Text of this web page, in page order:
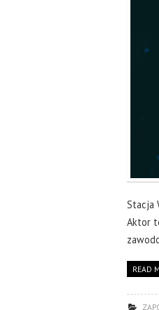
Stacja
Aktor
READ